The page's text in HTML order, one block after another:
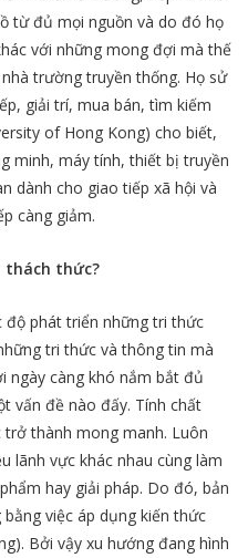
từ đủ mọi nguồn và do đó họ
với những mong đợi mà thế
trường truyền thống. Họ sử
giải trí, mua bán, tìm kiếm
of Hong Kong) cho biết,
minh, máy tính, thiết bị truyền
dành cho giao tiếp xã hội và
càng giảm.
thách thức?
độ phát triển những tri thức
tri thức và thông tin mà
ngày càng khó nắm bắt đủ
vấn đề nào đấy. Tính chất
thành mong manh. Luôn
lãnh vực khác nhau cùng làm
hay giải pháp. Do đó, bản
việc áp dụng kiến thức
Bởi vậy xu hướng đang hình